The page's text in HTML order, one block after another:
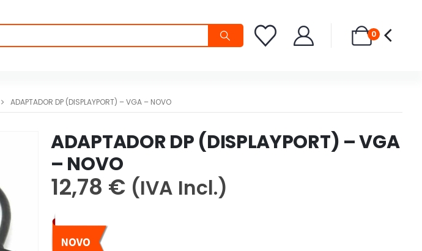
0
ADAPTADOR DP (DISPLAYPORT) – VGA – NOVO
ADAPTADOR DP (DISPLAYPORT) – VGA
– NOVO
12,78 € (IVA Incl.)